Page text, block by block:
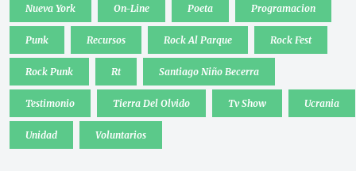
Nueva York On-Line Poeta Programacion
Punk Recursos Rock Al Parque Rock Fest
Rock Punk Rt Santiago Niño Becerra
Testimonio Tierra Del Olvido Tv Show Ucrania
Unidad Voluntarios